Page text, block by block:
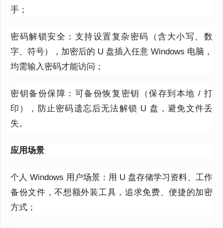
手；
密码解锁安全：支持设置复杂密码（含大小写、数
字、符号），加密后的 U 盘插入任意 Windows 电脑，
均需输入密码才能访问；
密钥备份保障：可备份恢复密钥（保存到本地 / 打
印），防止密码遗忘后无法解锁 U 盘，避免文件丢
失。
应用场景
个人 Windows 用户场景：用 U 盘存储学习资料、工作
备份文件，不想额外装工具，追求免费、便捷的加密
方式；